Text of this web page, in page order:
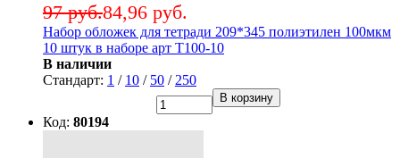
84,96 руб.
97 руб.
Набор обложек для тетради 209*345 полиэтилен 100мкм
10 штук в наборе арт Т100-10
В наличии
Стандарт: 1 / 10 / 50 / 250
В корзину
Код: 80194